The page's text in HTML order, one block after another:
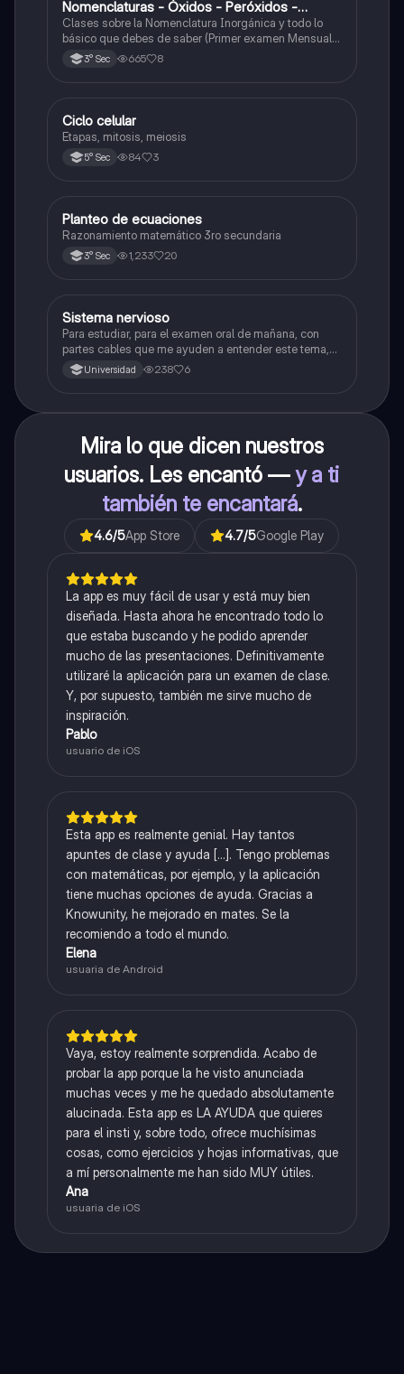
Nomenclaturas - Óxidos - Peróxidos -
Hidróxido o Bases
Clases sobre la Nomenclatura Inorgánica y todo lo
básico que debes de saber (Primer examen Mensual
2025)3° Sec 665 8
Biología
Ciclo celular
Etapas, mitosis, meiosis
5° Sec 84 3
Matemáticas
Planteo de ecuaciones
Razonamiento matemático 3ro secundaria
3° Sec 1,233 20
Biología
Sistema nervioso
Para estudiar, para el examen oral de mañana, con
partes cables que me ayuden a entender este tema,
porque se me complica un poco ya que el tema es
muy extenso y quisiera poder lograr entenderlo
Universidad 238 6
Mira lo que dicen nuestros
usuarios. Les encantó —y a ti
también te encantará.
4.6/5App Store 4.7/5Google Play
La app es muy fácil de usar y está muy bien
diseñada. Hasta ahora he encontrado todo lo
que estaba buscando y he podido aprender
mucho de las presentaciones. Definitivamente
utilizaré la aplicación para un examen de clase.
Y, por supuesto, también me sirve mucho de
inspiración.
Pablo
usuario de iOS
Esta app es realmente genial. Hay tantos
apuntes de clase y ayuda [...]. Tengo problemas
con matemáticas, por ejemplo, y la aplicación
tiene muchas opciones de ayuda. Gracias a
Knowunity, he mejorado en mates. Se la
recomiendo a todo el mundo.
Elena
usuaria de Android
Vaya, estoy realmente sorprendida. Acabo de
probar la app porque la he visto anunciada
muchas veces y me he quedado absolutamente
alucinada. Esta app es LA AYUDA que quieres
para el insti y, sobre todo, ofrece muchísimas
cosas, como ejercicios y hojas informativas, que
a mí personalmente me han sido MUY útiles.
Ana
usuaria de iOS